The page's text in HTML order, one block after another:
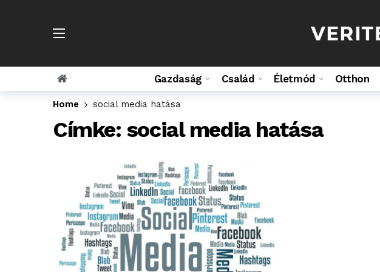
Gazdaság Család Életmód Otthon
Home social media hatása
Címke: social media hatása